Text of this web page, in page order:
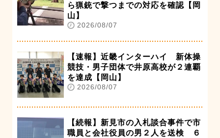
ら猟銃で撃つまでの対応を確認【岡
山】
2026/08/07
【速報】近畿インターハイ 新体操
競技・男子団体で井原高校が２連覇
を達成【岡山】
2026/08/07
【続報】新見市の入札談合事件で市
職員と会社役員の男２人を送検 ６